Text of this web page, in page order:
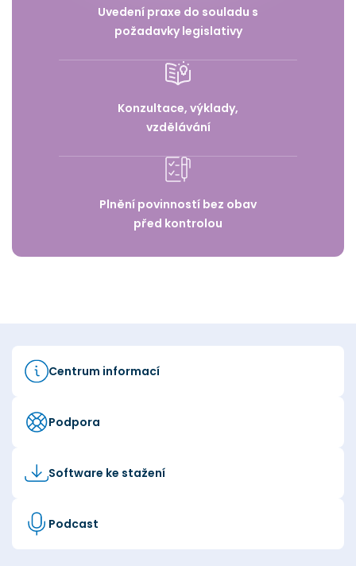
Uvedení praxe do souladu s
požadavky legislativy
Konzultace, výklady,
vzdělávání
Plnění povinností bez obav
před kontrolou
Centrum informací
Podpora
Software ke stažení
Podcast